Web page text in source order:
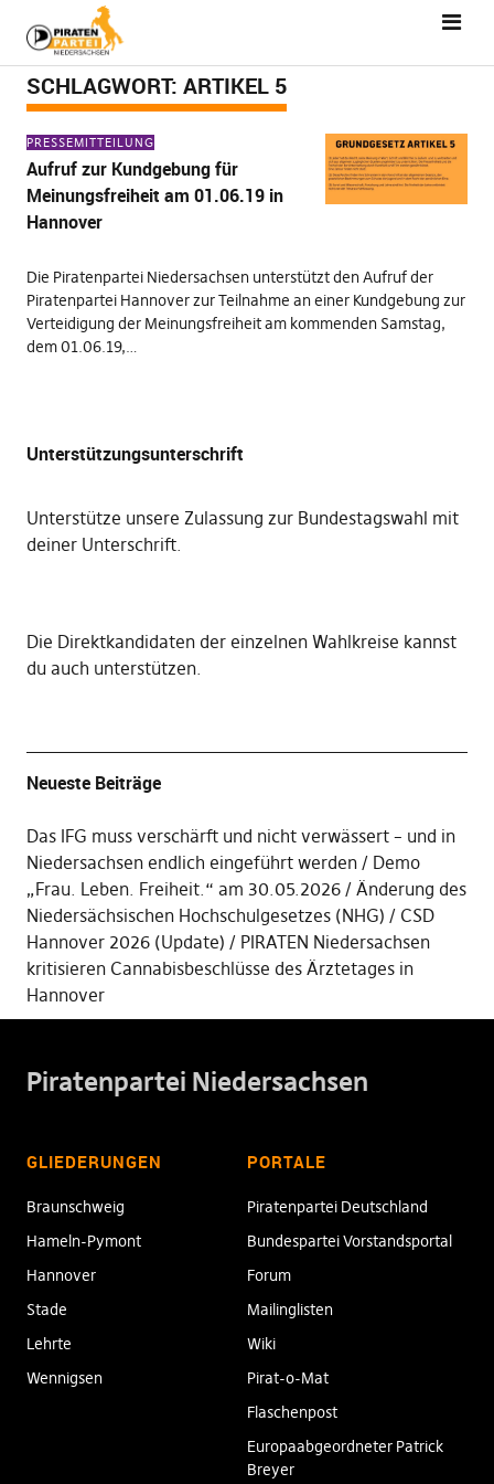
SCHLAGWORT: ARTIKEL 5
PRESSEMITTEILUNG
Aufruf zur Kundgebung für
Meinungsfreiheit am 01.06.19 in
Hannover
Die Piratenpartei Niedersachsen unterstützt den Aufruf der
Piratenpartei Hannover zur Teilnahme an einer Kundgebung zur
Verteidigung der Meinungsfreiheit am kommenden Samstag,
dem 01.06.19,…
Unterstützungsunterschrift
Unterstütze unsere Zulassung zur Bundestagswahl mit
deiner Unterschrift.
Die Direktkandidaten der einzelnen Wahlkreise kannst
du auch unterstützen.
Neueste Beiträge
Das IFG muss verschärft und nicht verwässert – und in
Niedersachsen endlich eingeführt werden
Demo
„Frau. Leben. Freiheit.“ am 30.05.2026
Änderung des
Niedersächsischen Hochschulgesetzes (NHG)
CSD
Hannover 2026 (Update)
PIRATEN Niedersachsen
kritisieren Cannabisbeschlüsse des Ärztetages in
Hannover
Piratenpartei Niedersachsen
GLIEDERUNGEN
Braunschweig
Hameln-Pymont
Hannover
Stade
Lehrte
Wennigsen
PORTALE
Piratenpartei Deutschland
Bundespartei Vorstandsportal
Forum
Mailinglisten
Wiki
Pirat-o-Mat
Flaschenpost
Europaabgeordneter Patrick
Breyer